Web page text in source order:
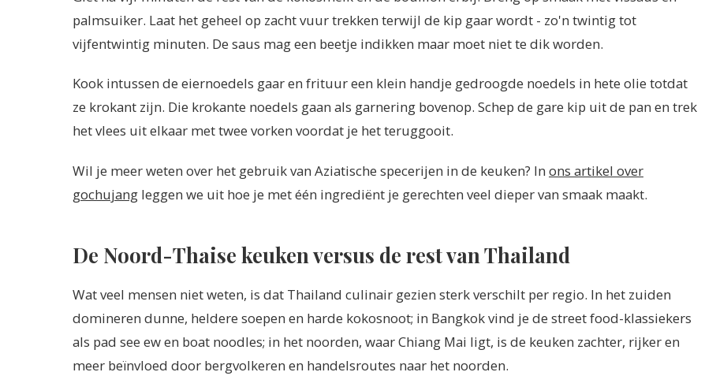
palmsuiker. Laat het geheel op zacht vuur trekken terwijl de kip gaar wordt - zo'n twintig tot
vijfentwintig minuten. De saus mag een beetje indikken maar moet niet te dik worden.
Kook intussen de eiernoedels gaar en frituur een klein handje gedroogde noedels in hete olie totdat
ze krokant zijn. Die krokante noedels gaan als garnering bovenop. Schep de gare kip uit de pan en trek
het vlees uit elkaar met twee vorken voordat je het teruggooit.
Wil je meer weten over het gebruik van Aziatische specerijen in de keuken? In ons artikel over
gochujang leggen we uit hoe je met één ingrediënt je gerechten veel dieper van smaak maakt.
De Noord-Thaise keuken versus de rest van Thailand
Wat veel mensen niet weten, is dat Thailand culinair gezien sterk verschilt per regio. In het zuiden
domineren dunne, heldere soepen en harde kokosnoot; in Bangkok vind je de street food-klassiekers
als pad see ew en boat noodles; in het noorden, waar Chiang Mai ligt, is de keuken zachter, rijker en
meer beïnvloed door bergvolkeren en handelsroutes naar het noorden.